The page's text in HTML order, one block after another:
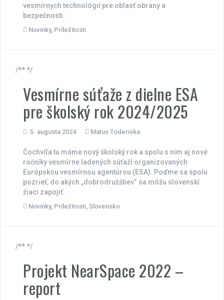
vesmírnych technológií pre oblasť obrany a
bezpečnosti.
Novinky, Príležitosti
/** */
Vesmírne súťaže z dielne ESA
pre školský rok 2024/2025
5. augusta 2024 Matus Toderiska
Čochvíľa tu máme nový školský rok a spolu s ním aj nové
ročníky vesmírne ladených súťaží organizovaných
Európskou vesmírnou agentúrou (ESA). Poďme sa spolu
pozrieť, do akých „dobrodružštiev“ sa môžu slovenskí
žiaci zapojiť.
Novinky, Príležitosti Slovensko
/** */
Projekt NearSpace 2022 –
report